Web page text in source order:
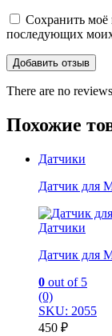
Сохранить моё
последующих
There are no
Похожие
Датчики
Датчик для
Датчики
Датчик для
0 out of 5
(0)
SKU: 2055
450 ₽